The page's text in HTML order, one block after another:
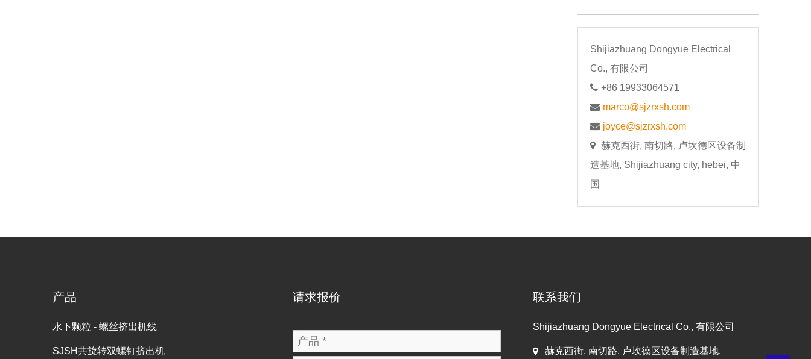
Shijiazhuang Dongyue Electrical
Co., 有限公司
+86 19933064571
marco@sjzrxsh.com
joyce@sjzrxsh.com
赫克西街, 南切路, 卢坎德区设备制
造基地, Shijiazhuang city, hebei, 中
国
产品
水下颗粒 - 螺丝挤出机线
SJSH共旋转双螺钉挤出机
请求报价 联系我们
Shijiazhuang Dongyue Electrical Co., 有限公司
赫克西街, 南切路, 卢坎德区设备制造基地,